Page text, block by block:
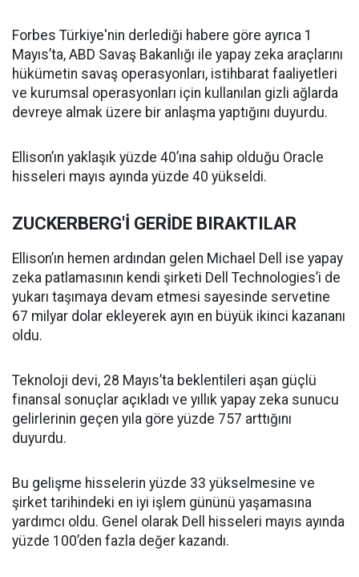
Forbes Türkiye'nin derlediği habere göre ayrıca 1
Mayıs’ta, ABD Savaş Bakanlığı ile yapay zeka araçlarını
hükümetin savaş operasyonları, istihbarat faaliyetleri
ve kurumsal operasyonları için kullanılan gizli ağlarda
devreye almak üzere bir anlaşma yaptığını duyurdu.
Ellison’ın yaklaşık yüzde 40’ına sahip olduğu Oracle
hisseleri mayıs ayında yüzde 40 yükseldi.
ZUCKERBERG'İ GERİDE BIRAKTILAR
Ellison’ın hemen ardından gelen Michael Dell ise yapay
zeka patlamasının kendi şirketi Dell Technologies’i de
yukarı taşımaya devam etmesi sayesinde servetine
67 milyar dolar ekleyerek ayın en büyük ikinci kazananı
oldu.
Teknoloji devi, 28 Mayıs’ta beklentileri aşan güçlü
finansal sonuçlar açıkladı ve yıllık yapay zeka sunucu
gelirlerinin geçen yıla göre yüzde 757 arttığını
duyurdu.
Bu gelişme hisselerin yüzde 33 yükselmesine ve
şirket tarihindeki en iyi işlem gününü yaşamasına
yardımcı oldu. Genel olarak Dell hisseleri mayıs ayında
yüzde 100’den fazla değer kazandı.